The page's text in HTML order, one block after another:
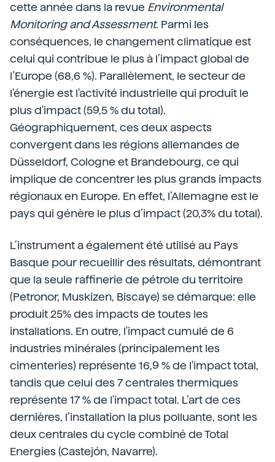
cette année dans la revue Environmental
Monitoring and Assessment. Parmi les
conséquences, le changement climatique est
celui qui contribue le plus à l’impact global de
l’Europe (68,6 %). Parallèlement, le secteur de
l'énergie est l'activité industrielle qui produit le
plus d'impact (59,5 % du total).
Géographiquement, ces deux aspects
convergent dans les régions allemandes de
Düsseldorf, Cologne et Brandebourg, ce qui
implique de concentrer les plus grands impacts
régionaux en Europe. En effet, l’Allemagne est le
pays qui génère le plus d’impact (20,3% du total).
L’instrument a également été utilisé au Pays
Basque pour recueillir des résultats, démontrant
que la seule raffinerie de pétrole du territoire
(Petronor, Muskizen, Biscaye) se démarque: elle
produit 25% des impacts de toutes les
installations. En outre, l'impact cumulé de 6
industries minérales (principalement les
cimenteries) représente 16,9 % de l'impact total,
tandis que celui des 7 centrales thermiques
représente 17 % de l'impact total. L’art de ces
dernières, l’installation la plus polluante, sont les
deux centrales du cycle combiné de Total
Energies (Castejón, Navarre).